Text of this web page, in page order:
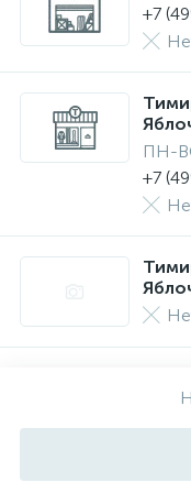
+7
ПН-
+7